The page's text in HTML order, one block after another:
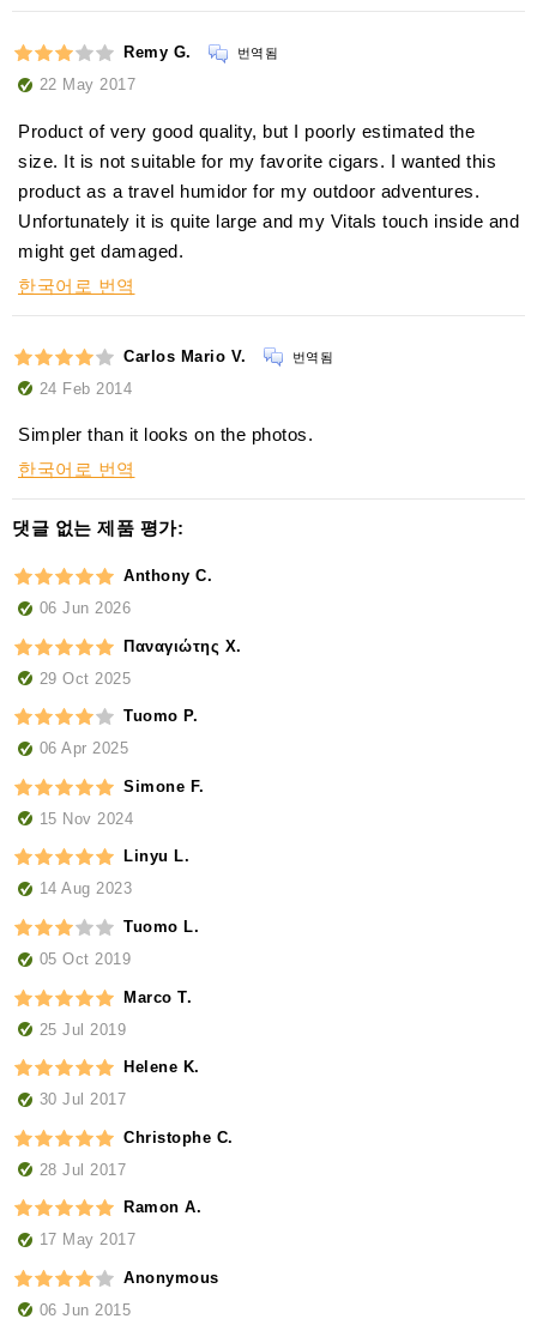
Remy G. 번역됨
22 May 2017
Product of very good quality, but I poorly estimated the
size. It is not suitable for my favorite cigars. I wanted this
product as a travel humidor for my outdoor adventures.
Unfortunately it is quite large and my Vitals touch inside and
might get damaged.
한국어로 번역
Carlos Mario V. 번역됨
24 Feb 2014
Simpler than it looks on the photos.
한국어로 번역
댓글 없는 제품 평가:
Anthony C.
06 Jun 2026
Παναγιώτης Χ.
29 Oct 2025
Tuomo P.
06 Apr 2025
Simone F.
15 Nov 2024
Linyu L.
14 Aug 2023
Tuomo L.
05 Oct 2019
Marco T.
25 Jul 2019
Helene K.
30 Jul 2017
Christophe C.
28 Jul 2017
Ramon A.
17 May 2017
Anonymous
06 Jun 2015